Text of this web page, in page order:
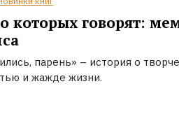
которых говорят:
парень» – история о
и жажде жизни.